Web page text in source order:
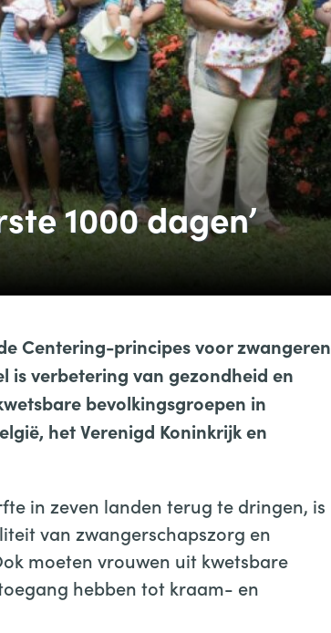
1000 dagen’
Centering-principes voor zwangeren
is verbetering van gezondheid en
bevolkingsgroepen in
het Verenigd Koninkrijk en
in zeven landen terug te dringen, is
van zwangerschapszorg en
moeten vrouwen uit kwetsbare
hebben tot kraam- en